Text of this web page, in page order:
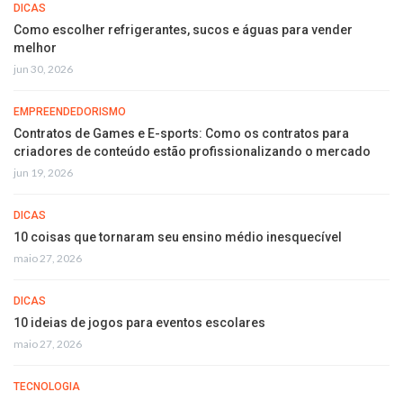
DICAS
Como escolher refrigerantes, sucos e águas para vender
melhor
jun 30, 2026
EMPREENDEDORISMO
Contratos de Games e E-sports: Como os contratos para
criadores de conteúdo estão profissionalizando o mercado
jun 19, 2026
DICAS
10 coisas que tornaram seu ensino médio inesquecível
maio 27, 2026
DICAS
10 ideias de jogos para eventos escolares
maio 27, 2026
TECNOLOGIA